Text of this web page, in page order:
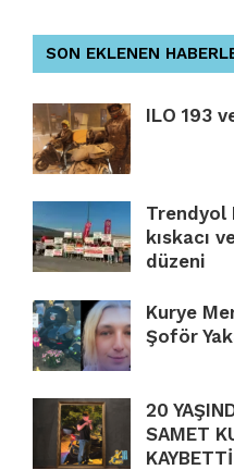
SON EKLENEN
ILO 193
Trendyol
kıskacı
düzeni
Kurye
Şoför
20
SAMET
KAYBETTİ